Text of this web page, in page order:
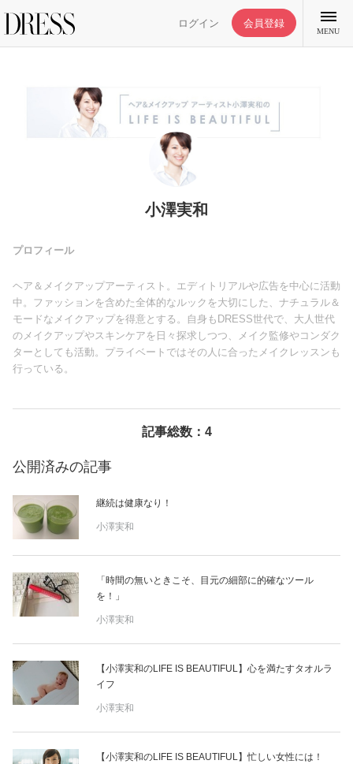
ログイン 会員登録
MENU
ライフスタイル
ファッション
恋愛/結婚/離婚
ワークスタイル
妊娠/出産/家族
ココロ/カラダ
グルメ
トラベル
カルチャー/エンタメ
占い
性と愛
小澤実和
プロフィール
ヘア＆メイクアップアーティスト。エディトリアルや広告を中心に活動
中。ファッションを含めた全体的なルックを大切にした、ナチュラル＆
モードなメイクアップを得意とする。自身もDRESS世代で、大人世代
のメイクアップやスキンケアを日々探求しつつ、メイク監修やコンダク
ターとしても活動。プライベートではその人に合ったメイクレッスンも
行っている。
記事総数：4
公開済みの記事
継続は健康なり！
小澤実和
「時間の無いときこそ、目元の細部に的確なツール
を！」
小澤実和
【小澤実和のLIFE IS BEAUTIFUL】心を満たすタオルラ
イフ
小澤実和
【小澤実和のLIFE IS BEAUTIFUL】忙しい女性には！